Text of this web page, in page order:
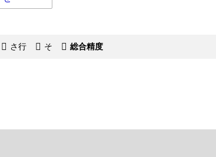
さ行 そ 総合精度